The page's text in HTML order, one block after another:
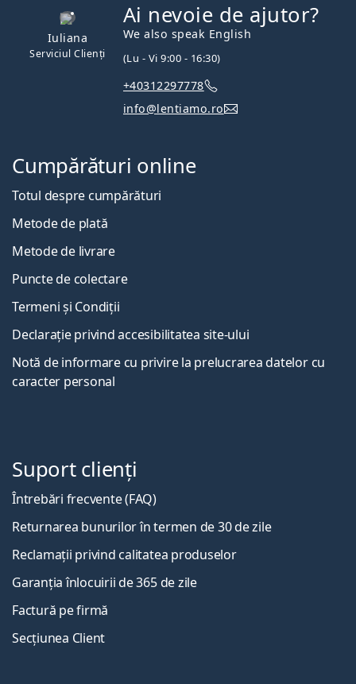
Iuliana
Serviciul Clienți
Ai nevoie de ajutor?
We also speak English
(Lu - Vi 9:00 - 16:30)
+40312297778
info@lentiamo.ro
Cumpărături online
Totul despre cumpărături
Metode de plată
Metode de livrare
Puncte de colectare
Termeni și Condiții
Declarație privind accesibilitatea site-ului
Notă de informare cu privire la prelucrarea datelor cu
caracter personal
Suport clienți
Întrebări frecvente (FAQ)
Returnarea bunurilor în termen de 30 de zile
Reclamații privind calitatea produselor
Garanția înlocuirii de 365 de zile
Factură pe firmă
Secțiunea Client